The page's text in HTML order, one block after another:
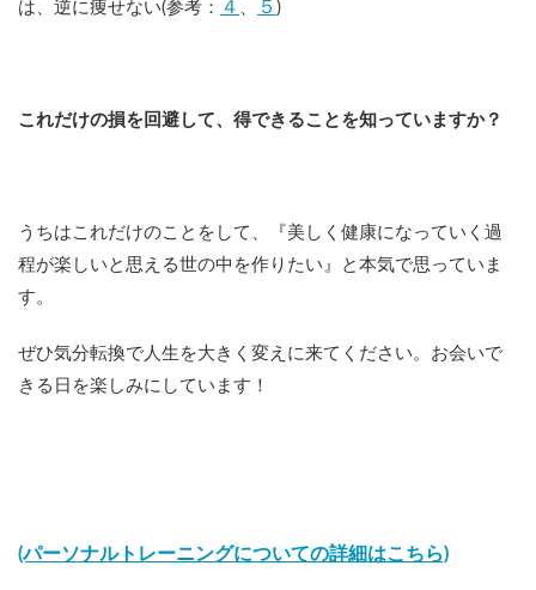
は、逆に痩せない(参考： ４ 、 ５ )
これだけの損を回避して、得できることを知っていますか？
うちはこれだけのことをして、『美しく健康になっていく過
程が楽しいと思える世の中を作りたい』と本気で思っていま
す。
ぜひ気分転換で人生を大きく変えに来てください。お会いで
きる日を楽しみにしています！
(パーソナルトレーニングについての詳細はこちら)